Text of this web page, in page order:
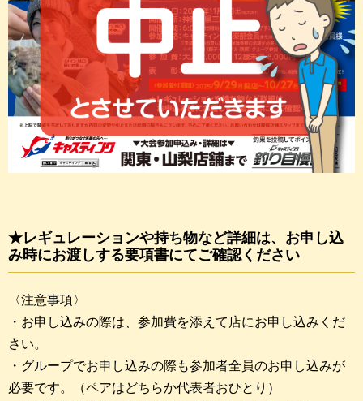
★レギュレーションや持ち物など詳細は、お申し込
み時にお渡しする要項書にてご確認ください
〈注意事項〉
・お申し込みの際は、参加費を添えて店にお申し込みくだ
さい。
・グループでお申し込みの際も参加者全員のお申し込みが
必要です。（ペアはどちらか代表者おひとり）